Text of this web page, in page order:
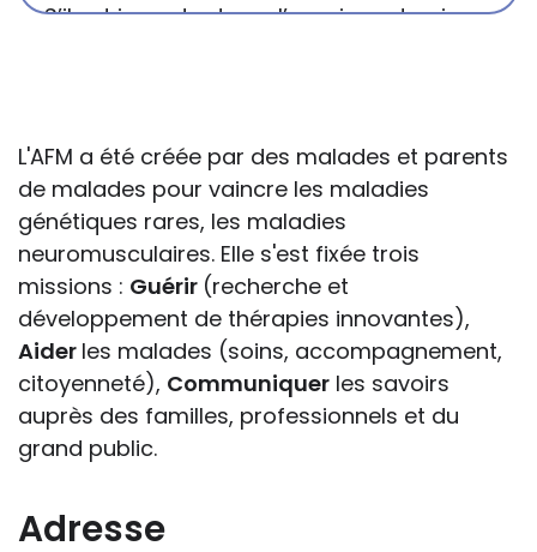
S’il est important que l’enseignant puisse
passe pas forcément pas l’exposé du
diagnostic en tant que tel.
Cette information doit être adaptée par
chacun, dans le respect de l’individu en
particulier, enfant et adulte, et prendre en
compte la variabilité d’une même
maladie ou handicap selon chaque
enfant.
La consultation d’informations sur un site
responsabilités professionnelles, civiles
et pénales. Les personnes qui
L'AFM a été créée par des malades et parents
de malades pour vaincre les maladies
génétiques rares, les maladies
neuromusculaires. Elle s'est fixée trois
missions : Guérir (recherche et
développement de thérapies innovantes),
Aider les malades (soins, accompagnement,
citoyenneté), Communiquer les savoirs
auprès des familles, professionnels et du
grand public.
Adresse